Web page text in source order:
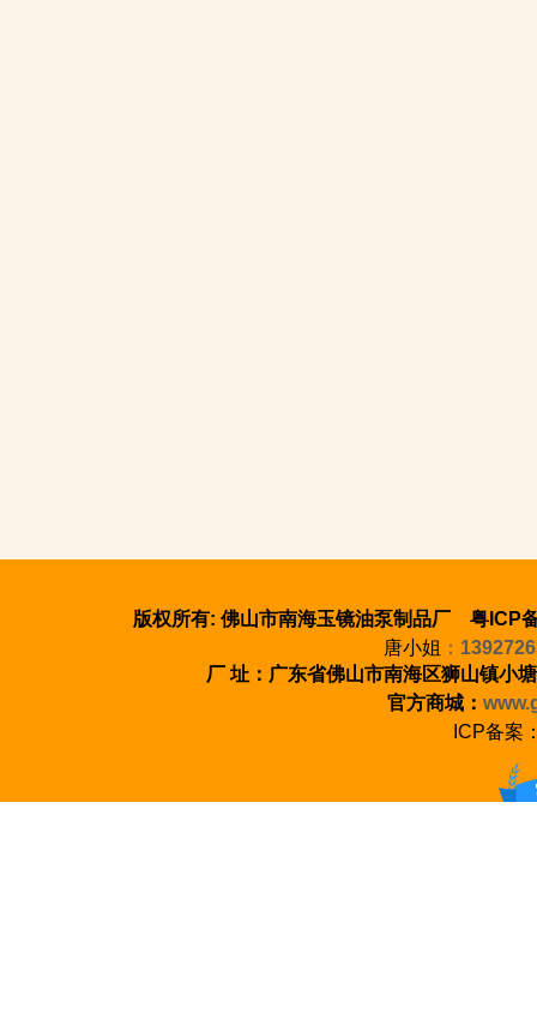
版权所有: 佛山市南海玉镜油泵制品厂 粤ICP
唐小姐 ：
厂 址：广东省佛山市南海区狮山镇
官方商城：
ICP备案